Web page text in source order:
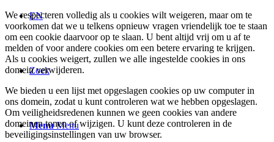
EN
Zoek
Menu Menu
We respecteren volledig als u cookies wilt weigeren, maar om te
voorkomen dat we u telkens opnieuw vragen vriendelijk toe te staan
om een cookie daarvoor op te slaan. U bent altijd vrij om u af te
melden of voor andere cookies om een betere ervaring te krijgen.
Als u cookies weigert, zullen we alle ingestelde cookies in ons
domein verwijderen.
We bieden u een lijst met opgeslagen cookies op uw computer in
ons domein, zodat u kunt controleren wat we hebben opgeslagen.
Om veiligheidsredenen kunnen we geen cookies van andere
domeinen tonen of wijzigen. U kunt deze controleren in de
beveiligingsinstellingen van uw browser.